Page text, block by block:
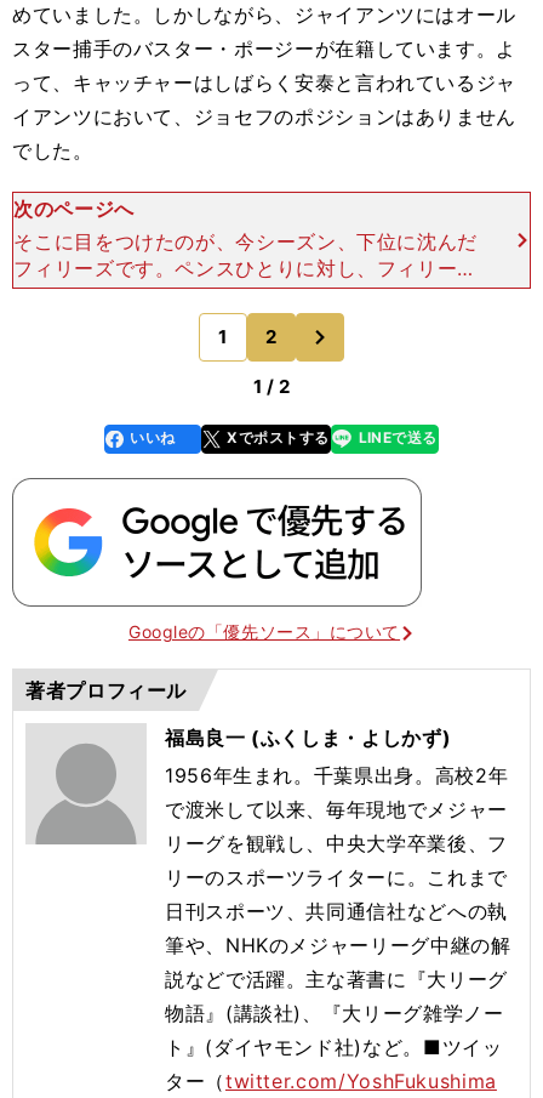
めていました。しかしながら、ジャイアンツにはオール
スター捕手のバスター・ポージーが在籍しています。よ
って、キャッチャーはしばらく安泰と言われているジャ
イアンツにおいて、ジョセフのポジションはありません
でした。
次のページへ
そこに目をつけたのが、今シーズン、下位に沈んだ
フィリーズです。ペンスひとりに対し、フィリーズ
は若手３人をトレードで獲得。その中でも目玉プレ
イヤーが、ジョセフなのです。将来有望なキャッチ
ャーの存在は、チ
1 2
1 / 2
faceboo
k
いいね Xでポストする
line LINEで送る
Googleの「優先ソース」について
著者プロフィール
福島良一 (ふくしま・よしかず)
1956年生まれ。千葉県出身。高校2年
で渡米して以来、毎年現地でメジャー
リーグを観戦し、中央大学卒業後、フ
リーのスポーツライターに。これまで
日刊スポーツ、共同通信社などへの執
筆や、NHKのメジャーリーグ中継の解
説などで活躍。主な著書に『大リーグ
物語』(講談社)、『大リーグ雑学ノー
ト』(ダイヤモンド社)など。■ツイッ
ター（twitter.com/YoshFukushima